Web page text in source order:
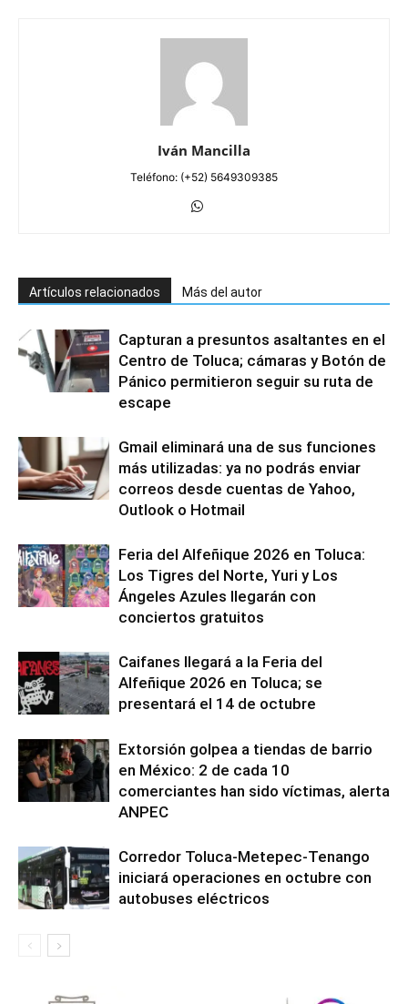
Iván Mancilla
Teléfono: (+52) 5649309385
Artículos relacionados Más del autor
Capturan a presuntos asaltantes en el
Centro de Toluca; cámaras y Botón de
Pánico permitieron seguir su ruta de
escape
Gmail eliminará una de sus funciones
más utilizadas: ya no podrás enviar
correos desde cuentas de Yahoo,
Outlook o Hotmail
Feria del Alfeñique 2026 en Toluca:
Los Tigres del Norte, Yuri y Los
Ángeles Azules llegarán con
conciertos gratuitos
Caifanes llegará a la Feria del
Alfeñique 2026 en Toluca; se
presentará el 14 de octubre
Extorsión golpea a tiendas de barrio
en México: 2 de cada 10
comerciantes han sido víctimas, alerta
ANPEC
Corredor Toluca-Metepec-Tenango
iniciará operaciones en octubre con
autobuses eléctricos